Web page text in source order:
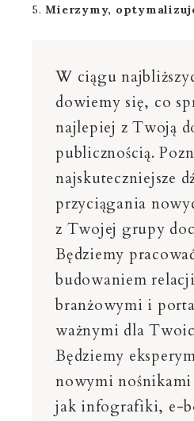
5.Mierzymy,
W ciągu
dowiemy się, co
najlepiej z Twoją
publicznością.
najskuteczniejsze
przyciągania
z Twojej grupy
Będziemy
budowaniem
branżowymi i
ważnymi dla
Będziemy
nowymi
jak infografiki, e-